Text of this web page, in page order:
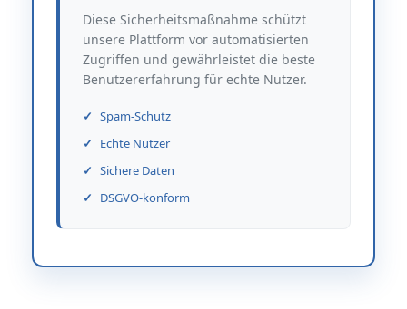
Diese Sicherheitsmaßnahme schützt
unsere Plattform vor automatisierten
Zugriffen und gewährleistet die beste
Benutzererfahrung für echte Nutzer.
Spam-Schutz
Echte Nutzer
Sichere Daten
DSGVO-konform